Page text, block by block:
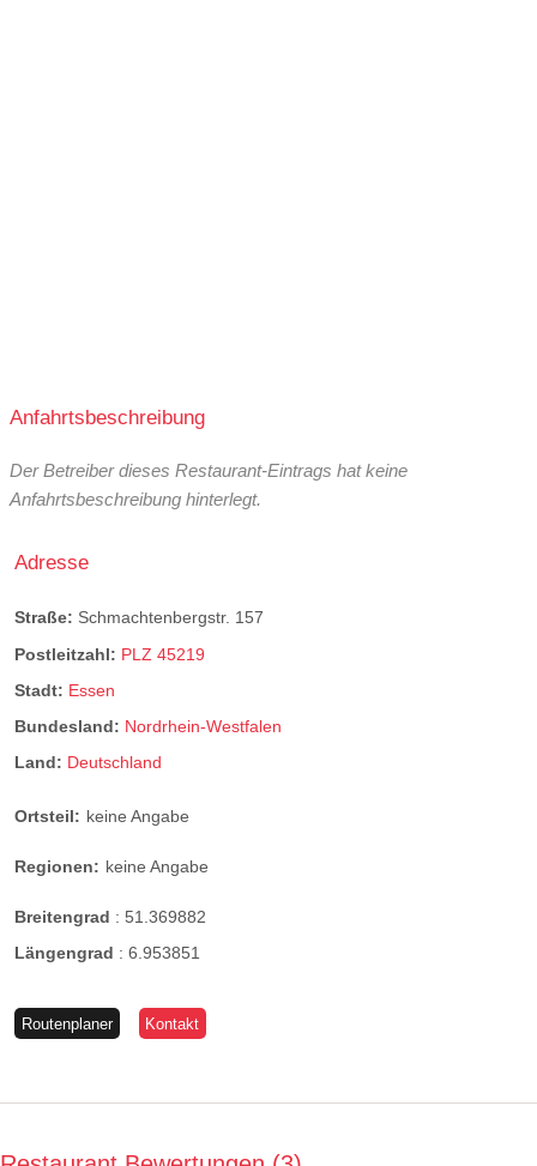
Anfahrtsbeschreibung
Der Betreiber dieses Restaurant-Eintrags hat keine
Anfahrtsbeschreibung hinterlegt.
Adresse
Straße: Schmachtenbergstr. 157
Postleitzahl: PLZ 45219
Stadt: Essen
Bundesland: Nordrhein-Westfalen
Land: Deutschland
Ortsteil: keine Angabe
Regionen: keine Angabe
Breitengrad : 51.369882
Längengrad : 6.953851
Routenplaner Kontakt